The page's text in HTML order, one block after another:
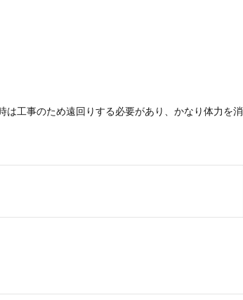
工事のため遠回りする必要があり、かなり体力を消